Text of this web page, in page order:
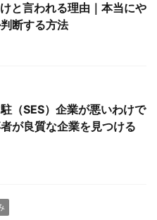
と言われる理由｜本当にや
断する方法
（SES）企業が悪いわけで
が良質な企業を見つける